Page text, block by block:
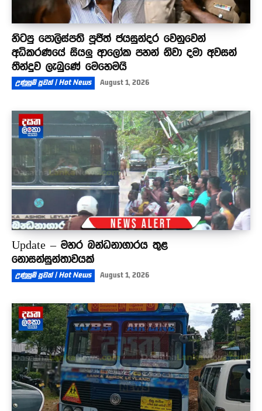
හිටපු පොලිස්පති පූජිත් ජයසුන්දර වෙනුවෙන්
අධිකරණයේ සියලු ආලෝක පහන් නිවා දමා අවසන්
තීන්දුව ලැබුණේ මෙහෙමයි
උණුසුම් පුවත් | Hot News August 1, 2026
Update – මහර බන්ධනාගාරය තුළ
නොසන්සුන්තාවයක්
උණුසුම් පුවත් | Hot News August 1, 2026